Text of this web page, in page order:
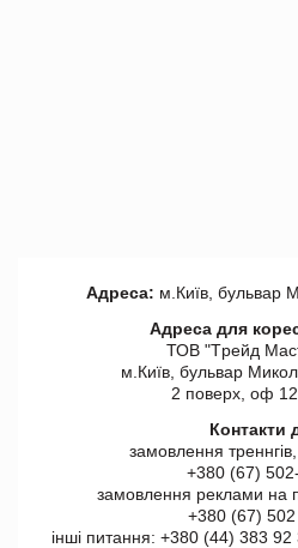
Адреса: м.Київ, бульвар
Адреса для
ТОВ "Tрейд
м.Київ, бульвар
2 поверх, оф
Контакти
замовлення
+380 (67)
замовлення реклами на
+380 (67) 502
інші питання: +380 (44) 383